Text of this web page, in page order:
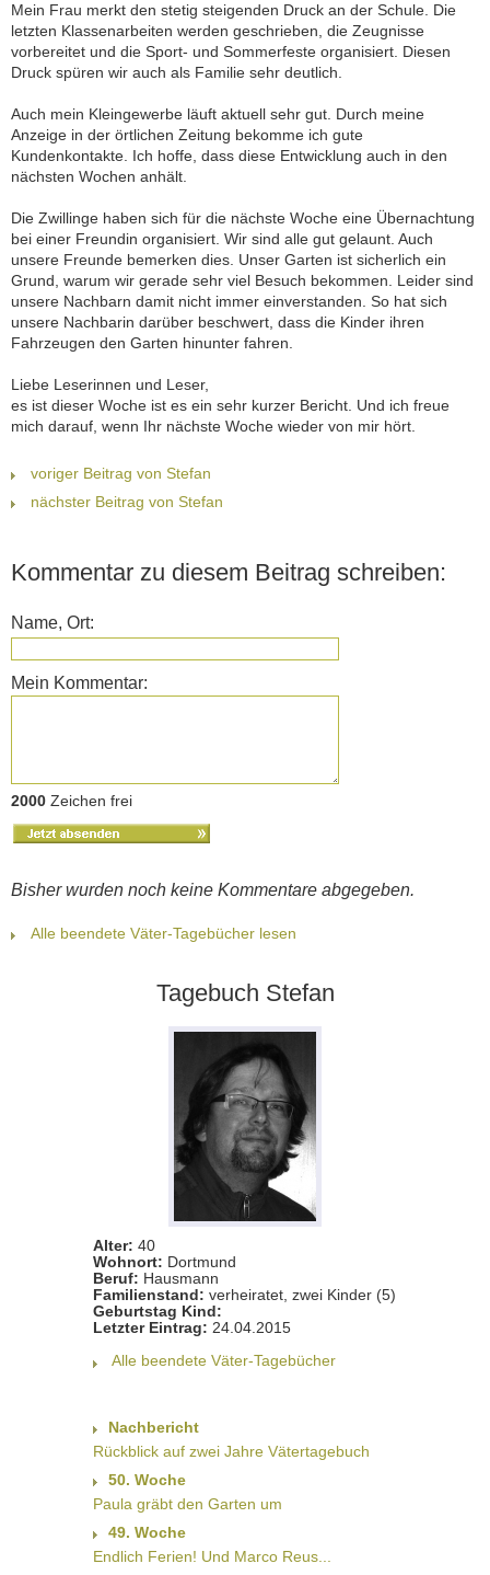
Mein Frau merkt den stetig steigenden Druck an der Schule. Die
letzten Klassenarbeiten werden geschrieben, die Zeugnisse
vorbereitet und die Sport- und Sommerfeste organisiert. Diesen
Druck spüren wir auch als Familie sehr deutlich.
Auch mein Kleingewerbe läuft aktuell sehr gut. Durch meine
Anzeige in der örtlichen Zeitung bekomme ich gute
Kundenkontakte. Ich hoffe, dass diese Entwicklung auch in den
nächsten Wochen anhält.
Die Zwillinge haben sich für die nächste Woche eine Übernachtung
bei einer Freundin organisiert. Wir sind alle gut gelaunt. Auch
unsere Freunde bemerken dies. Unser Garten ist sicherlich ein
Grund, warum wir gerade sehr viel Besuch bekommen. Leider sind
unsere Nachbarn damit nicht immer einverstanden. So hat sich
unsere Nachbarin darüber beschwert, dass die Kinder ihren
Fahrzeugen den Garten hinunter fahren.
Liebe Leserinnen und Leser,
es ist dieser Woche ist es ein sehr kurzer Bericht. Und ich freue
mich darauf, wenn Ihr nächste Woche wieder von mir hört.
voriger Beitrag von Stefan
nächster Beitrag von Stefan
Kommentar zu diesem Beitrag schreiben:
Name, Ort:
Mein Kommentar:
2000 Zeichen frei
Bisher wurden noch keine Kommentare abgegeben.
Alle beendete Väter-Tagebücher lesen
Tagebuch Stefan
Alter: 40
Wohnort: Dortmund
Beruf: Hausmann
Familienstand: verheiratet, zwei Kinder (5)
Geburtstag Kind:
Letzter Eintrag: 24.04.2015
Alle beendete Väter-Tagebücher
Nachbericht
Rückblick auf zwei Jahre Vätertagebuch
50. Woche
Paula gräbt den Garten um
49. Woche
Endlich Ferien! Und Marco Reus...